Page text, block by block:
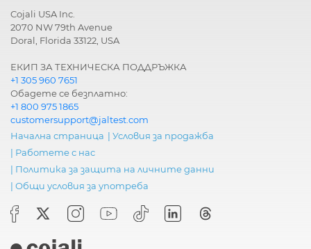
Cojali USA Inc.
2070 NW 79th Avenue
Doral, Florida 33122, USA
ЕКИП ЗА ТЕХНИЧЕСКА ПОДДРЪЖКА
+1 305 960 7651
Обадете се безплатно:
+1 800 975 1865
customersupport@jaltest.com
Начална страница | Условия за продажба
| Работете с нас
| Политика за защита на личните данни
| Общи условия за употреба